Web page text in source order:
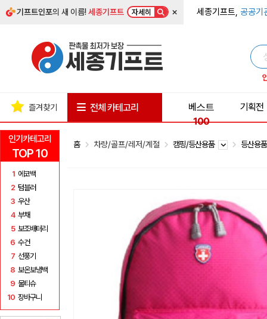
기프트인포의 새 이름!세종기프트 자세히 × 세종기프트, 공공기
인기카테고리
TOP 10
1 에코백
2 텀블러
3 우산
4 부채
5 보조배터리
6 수건
7 선풍기
8 보온보냉백
9 물티슈
10 장바구니
즐겨찾기 전체 카테고리
베스트
100
기획전
홈 차량/골프/레저/계절 캠핑/등산용품 등산용